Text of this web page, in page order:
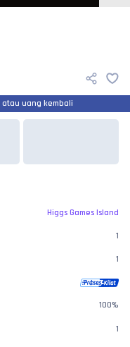
atau uang kembali
Higgs Games Island
1
1
100%
1